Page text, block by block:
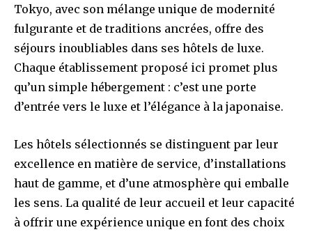
Tokyo, avec son mélange unique de modernité
fulgurante et de traditions ancrées, offre des
séjours inoubliables dans ses hôtels de luxe.
Chaque établissement proposé ici promet plus
qu’un simple hébergement : c’est une porte
d’entrée vers le luxe et l’élégance à la japonaise.
Les hôtels sélectionnés se distinguent par leur
excellence en matière de service, d’installations
haut de gamme, et d’une atmosphère qui emballe
les sens. La qualité de leur accueil et leur capacité
à offrir une expérience unique en font des choix